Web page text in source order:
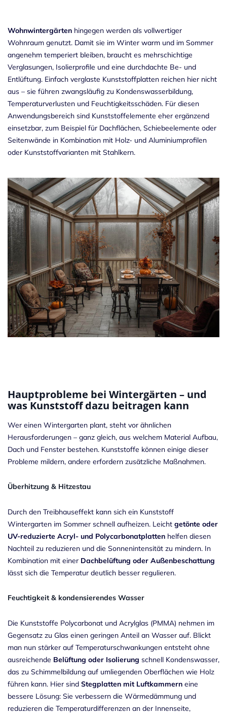
Wohnwintergärten hingegen werden als vollwertiger
Wohnraum genutzt. Damit sie im Winter warm und im Sommer
angenehm temperiert bleiben, braucht es mehrschichtige
Verglasungen, Isolierprofile und eine durchdachte Be- und
Entlüftung. Einfach verglaste Kunststoffplatten reichen hier nicht
aus – sie führen zwangsläufig zu Kondenswasserbildung,
Temperaturverlusten und Feuchtigkeitsschäden. Für diesen
Anwendungsbereich sind Kunststoffelemente eher ergänzend
einsetzbar, zum Beispiel für Dachflächen, Schiebeelemente oder
Seitenwände in Kombination mit Holz- und Aluminiumprofilen
oder Kunststoffvarianten mit Stahlkern.
Hauptprobleme bei Wintergärten – und
was Kunststoff dazu beitragen kann
Wer einen Wintergarten plant, steht vor ähnlichen
Herausforderungen – ganz gleich, aus welchem Material Aufbau,
Dach und Fenster bestehen. Kunststoffe können einige dieser
Probleme mildern, andere erfordern zusätzliche Maßnahmen.
Überhitzung & Hitzestau
Durch den Treibhauseffekt kann sich ein Kunststoff
Wintergarten im Sommer schnell aufheizen. Leicht getönte oder
UV-reduzierte Acryl- und Polycarbonatplatten helfen diesen
Nachteil zu reduzieren und die Sonnenintensität zu mindern. In
Kombination mit einer Dachbelüftung oder Außenbeschattung
lässt sich die Temperatur deutlich besser regulieren.
Feuchtigkeit & kondensierendes Wasser
Die Kunststoffe Polycarbonat und Acrylglas (PMMA) nehmen im
Gegensatz zu Glas einen geringen Anteil an Wasser auf. Blickt
man nun stärker auf Temperaturschwankungen entsteht ohne
ausreichende Belüftung oder Isolierung schnell Kondenswasser,
das zu Schimmelbildung auf umliegenden Oberflächen wie Holz
führen kann. Hier sind Stegplatten mit Luftkammern eine
bessere Lösung: Sie verbessern die Wärmedämmung und
reduzieren die Temperaturdifferenzen an der Innenseite,